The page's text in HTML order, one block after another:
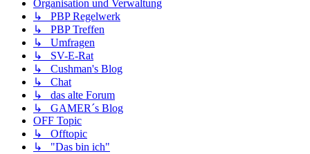
Organisation und Verwaltung
↳ PBP Regelwerk
↳ PBP Treffen
↳ Umfragen
↳ SV-E-Rat
↳ Cushman's Blog
↳ Chat
↳ das alte Forum
↳ GAMER´s Blog
OFF Topic
↳ Offtopic
↳ "Das bin ich"